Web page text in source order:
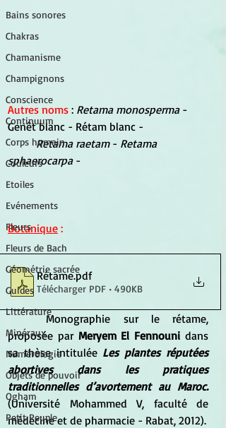
Bains sonores
Chakras
Chamanisme
Champignons
Conscience
Continuum
Corps humain
Couleurs
Etoiles
Evénements
Fleurs
Fleurs de Bach
Géométrie sacrée
Guides
Littérature
Minéraux
Numérologie
Objets de pouvoir
Ogham
Petit Peuple
Autres noms : Retama monosperma -
Genêt blanc - Rétam blanc -
Retama raetam - Retama
sphaerocarpa -
Botanique :
Rétame.pdf
Télécharger PDF • 490KB
	Monographie sur le rétame,
proposée par Meryem El Fennouni dans
sa thèse intitulée Les plantes réputées
abortives dans les pratiques
traditionnelles d’avortement au Maroc.
(Université Mohammed V, faculté de
médecine et de pharmacie - Rabat, 2012).